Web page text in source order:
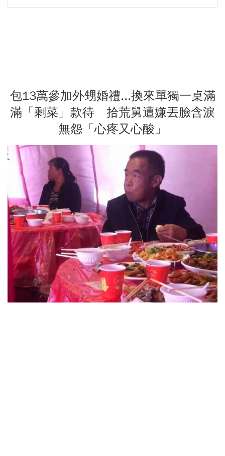
包13萬參加外甥婚禮...換來單獨一桌滿
滿「剩菜」款待 拾荒舅遭嫌丟臉含淚
無怨「心疼又心酸」